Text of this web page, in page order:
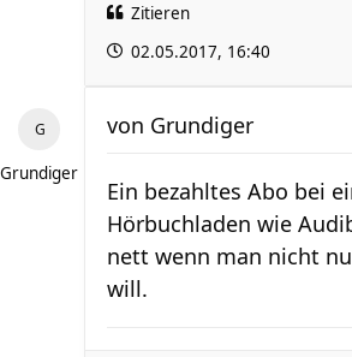
Zitieren
02.05.2017, 16:40
Grundiger
von Grundiger
Ein bezahltes Abo bei
Hörbuchladen wie
nett wenn man nicht
will.